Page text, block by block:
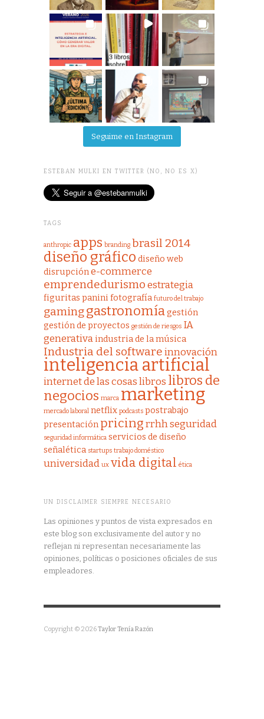
Seguime en Instagram
ESTEBAN MULKI EN TWITTER (NO, NO ES X)
TAGS
anthropic apps branding brasil 2014
diseño gráfico diseño web
disrupcióne-commerce
emprendedurismoestrategia
figuritas panini fotografía futuro del trabajo
gaminggastronomíagestión
gestión de proyectos gestión de riesgos IA
generativa industria de la música
Industria del softwareinnovación
inteligencia artificial
internet de las cosaslibros libros de
negocios marca marketing
mercado laboral netflix podcasts postrabajo
presentación pricingrrhhseguridad
seguridad informática servicios de diseño
señalética startups trabajo doméstico
universidad ux vida digital ética
UN DISCLAIMER SIEMPRE NECESARIO
Las opiniones y puntos de vista expresados en
este blog son exclusivamente del autor y no
reflejan ni representan necesariamente las
opiniones, políticas o posiciones oficiales de sus
empleadores.
Copyright © 2026Taylor Tenía Razón